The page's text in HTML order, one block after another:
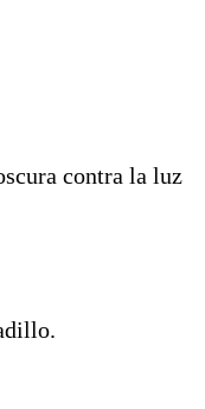
contra la luz